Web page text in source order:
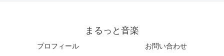
まるっと音楽
プロフィール
お問い合わせ